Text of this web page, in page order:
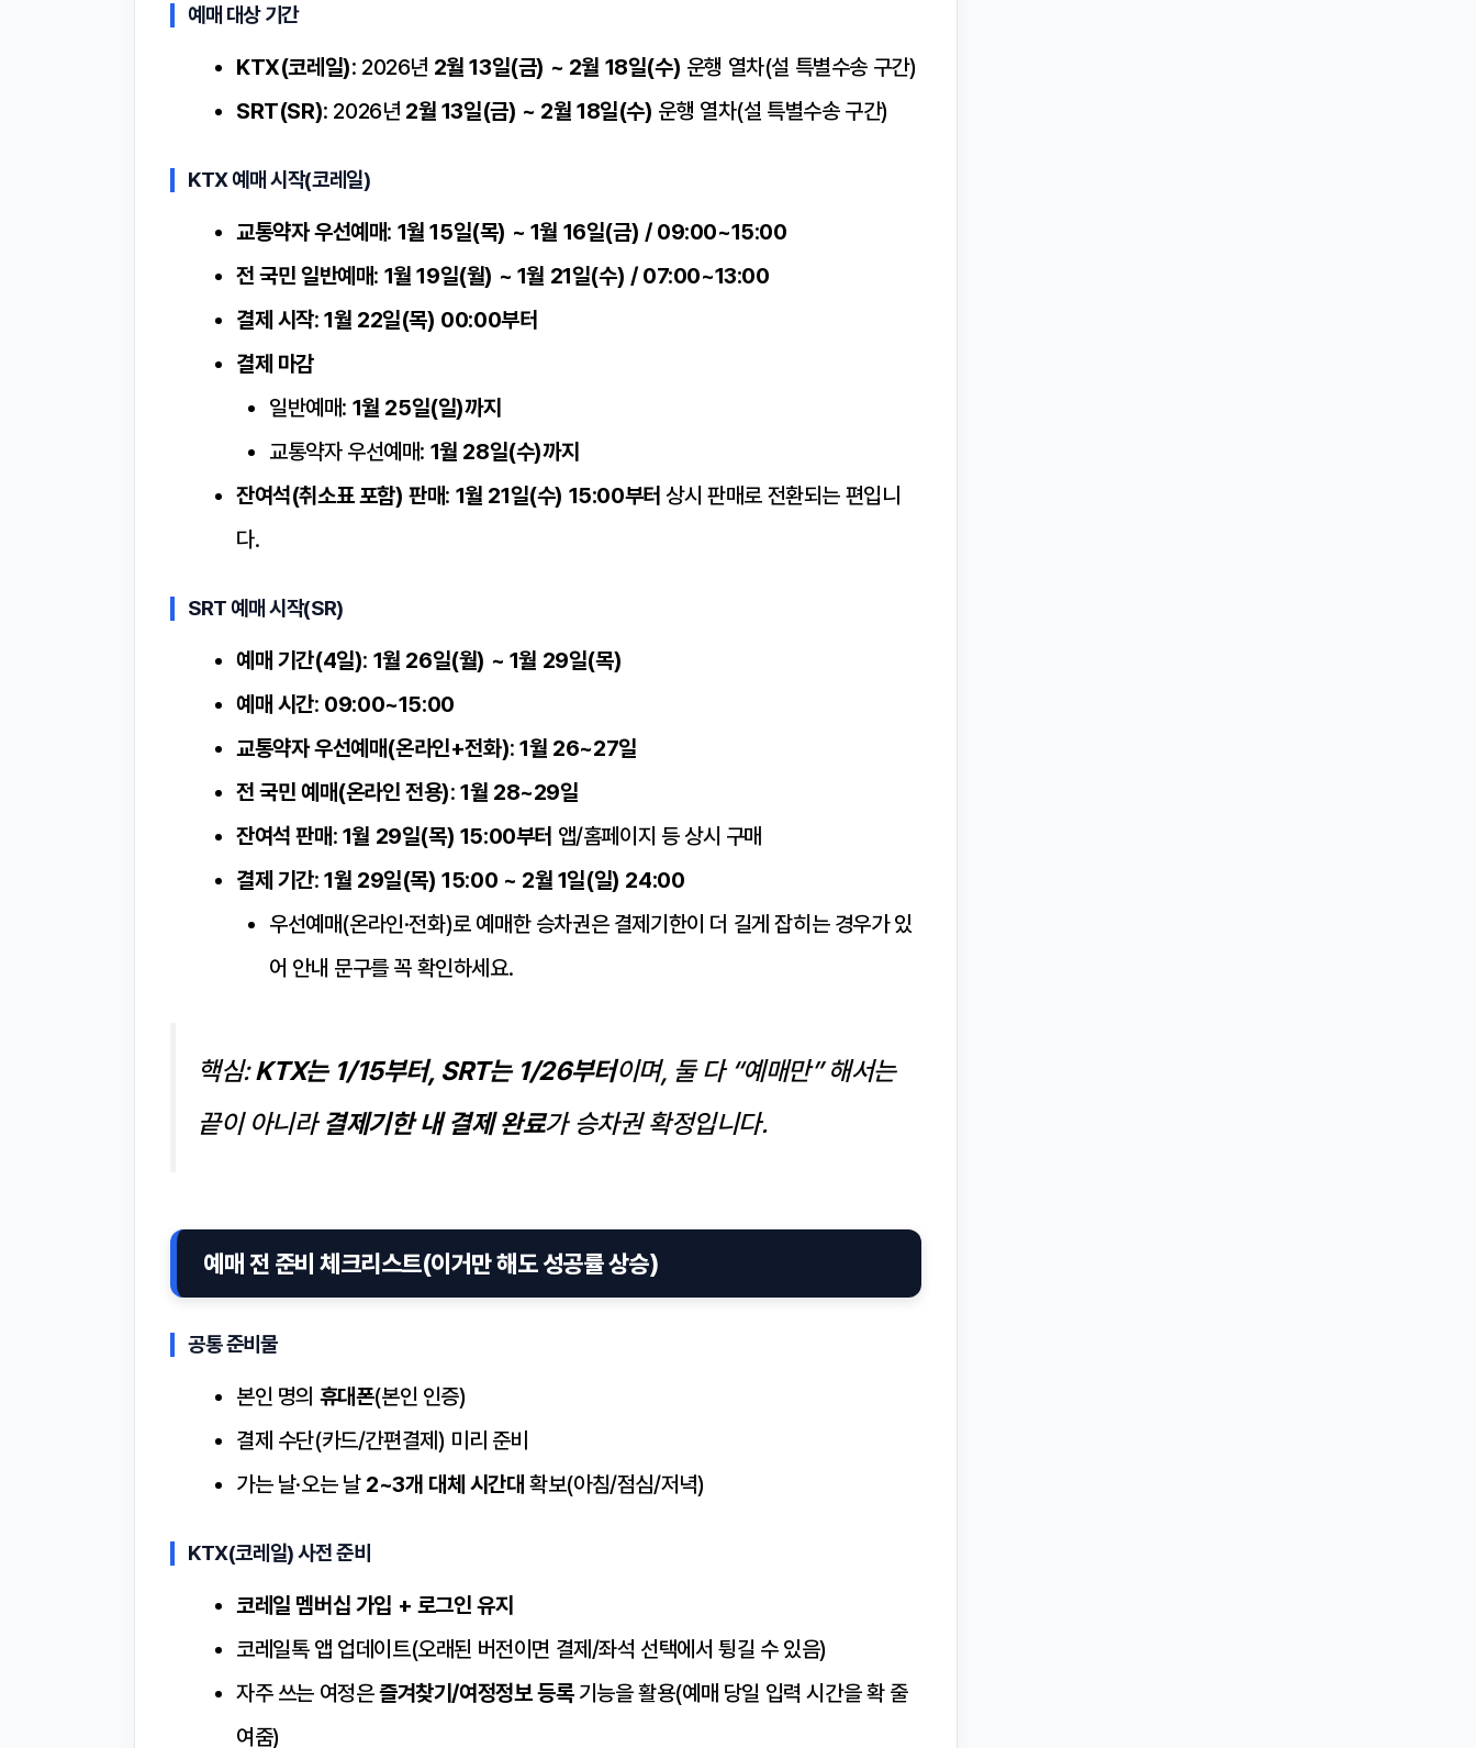
예매 대상 기간
KTX(코레일): 2026년 2월 13일(금) ~ 2월 18일(수) 운행 열차(설 특별수송 구간)
SRT(SR): 2026년 2월 13일(금) ~ 2월 18일(수) 운행 열차(설 특별수송 구간)
KTX 예매 시작(코레일)
교통약자 우선예매: 1월 15일(목) ~ 1월 16일(금) / 09:00~15:00
전 국민 일반예매: 1월 19일(월) ~ 1월 21일(수) / 07:00~13:00
결제 시작:1월 22일(목) 00:00부터
결제 마감
일반예매: 1월 25일(일)까지
교통약자 우선예매: 1월 28일(수)까지
잔여석(취소표 포함) 판매: 1월 21일(수) 15:00부터 상시 판매로 전환되는 편입니
다.
SRT 예매 시작(SR)
예매 기간(4일): 1월 26일(월) ~ 1월 29일(목)
예매 시간: 09:00~15:00
교통약자 우선예매(온라인+전화):1월 26~27일
전 국민 예매(온라인 전용):1월 28~29일
잔여석 판매: 1월 29일(목) 15:00부터 앱/홈페이지 등 상시 구매
결제 기간:1월 29일(목) 15:00 ~ 2월 1일(일) 24:00
우선예매(온라인·전화)로 예매한 승차권은 결제기한이 더 길게 잡히는 경우가 있
어 안내 문구를 꼭 확인하세요.
핵심:KTX는 1/15부터, SRT는 1/26부터이며, 둘 다 “예매만” 해서는
끝이 아니라 결제기한 내 결제 완료가 승차권 확정입니다.
예매 전 준비 체크리스트(이거만 해도 성공률 상승)
공통 준비물
본인 명의 휴대폰(본인 인증)
결제 수단(카드/간편결제) 미리 준비
가는 날·오는 날 2~3개 대체 시간대 확보(아침/점심/저녁)
KTX(코레일) 사전 준비
코레일 멤버십 가입 + 로그인 유지
코레일톡 앱 업데이트(오래된 버전이면 결제/좌석 선택에서 튕길 수 있음)
자주 쓰는 여정은즐겨찾기/여정정보 등록기능을 활용(예매 당일 입력 시간을 확 줄
여줌)